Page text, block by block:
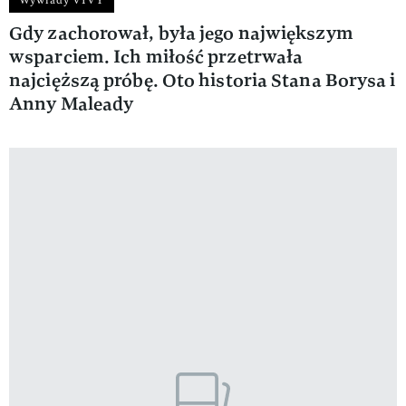
Gdy zachorował, była jego największym
wsparciem. Ich miłość przetrwała
najcięższą próbę. Oto historia Stana Borysa i
Anny Maleady